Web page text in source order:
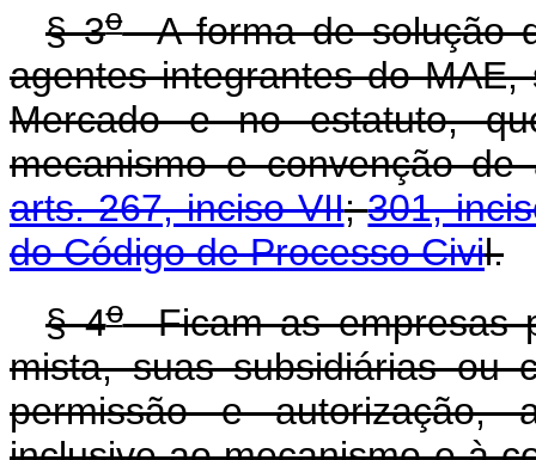
§ 3oA forma de solução
agentes integrantes do
Mercado e no estatuto,
mecanismo e convenção
arts. 267, inciso VII;301,
do Código de Processo Civil.
§ 4oFicam as empresas
mista, suas subsidiárias ou
permissão e autorização,